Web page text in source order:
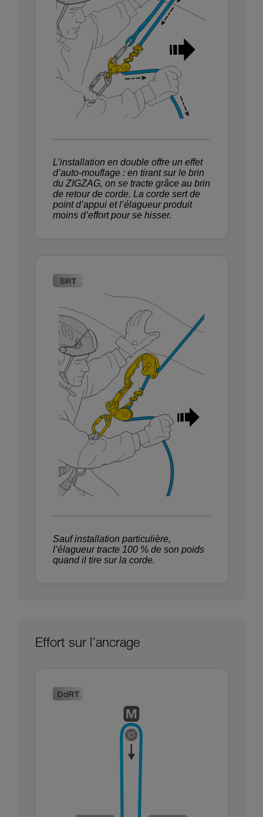
L’installation en double offre un effet
d’auto-mouflage : en tirant sur le brin
du ZIGZAG, on se tracte grâce au brin
de retour de corde. La corde sert de
point d’appui et l’élagueur produit
moins d’effort pour se hisser.
Sauf installation particulière,
l’élagueur tracte 100 % de son poids
quand il tire sur la corde.
Effort sur l’ancrage